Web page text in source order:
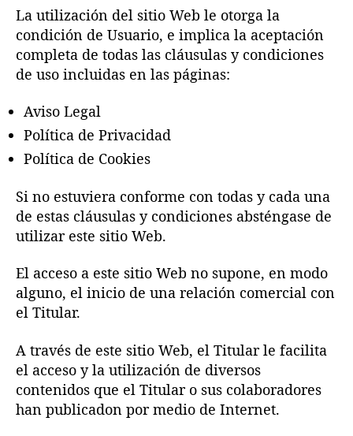
La utilización del sitio Web le otorga la
condición de Usuario, e implica la aceptación
completa de todas las cláusulas y condiciones
de uso incluidas en las páginas:
Aviso Legal
Política de Privacidad
Política de Cookies
Si no estuviera conforme con todas y cada una
de estas cláusulas y condiciones absténgase de
utilizar este sitio Web.
El acceso a este sitio Web no supone, en modo
alguno, el inicio de una relación comercial con
el Titular.
A través de este sitio Web, el Titular le facilita
el acceso y la utilización de diversos
contenidos que el Titular o sus colaboradores
han publicadon por medio de Internet.